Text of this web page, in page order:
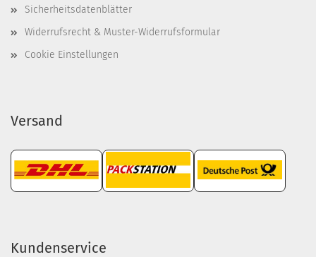
Sicherheitsdatenblätter
Widerrufsrecht & Muster-Widerrufsformular
Cookie Einstellungen
Versand
Kundenservice